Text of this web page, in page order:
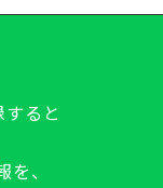
ると
を、